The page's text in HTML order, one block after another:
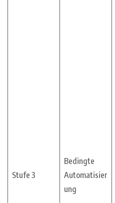
Stufe 3
Bedingte
Automatisier
ung